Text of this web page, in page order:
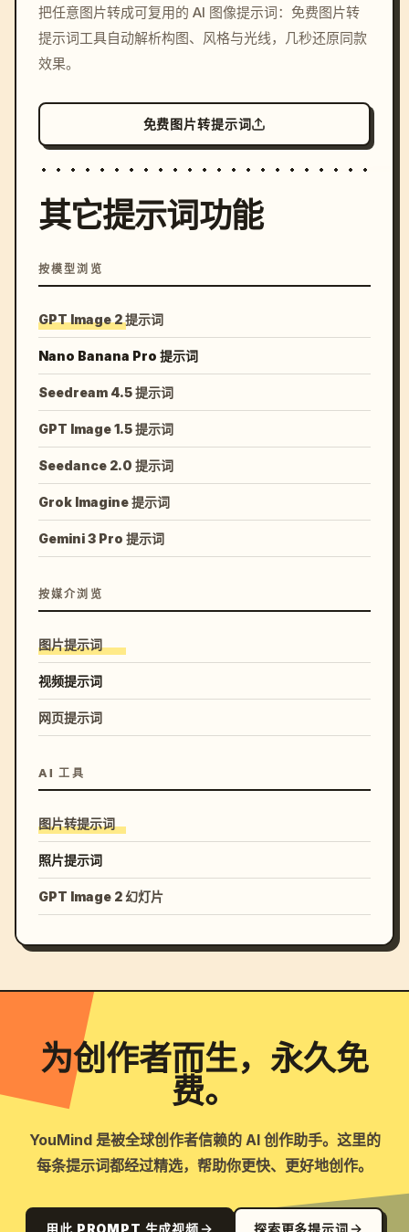
c, cyberpunk sunset, neon
colors, 8k --v 6.0
把任意图片转成可复用的 AI 图像提示词：免费图片转
提示词工具自动解析构图、风格与光线，几秒还原同款
效果。
免费图片转提示词
其它提示词功能
按模型浏览
GPT Image 2 提示词
Nano Banana Pro 提示词
Seedream 4.5 提示词
GPT Image 1.5 提示词
Seedance 2.0 提示词
Grok Imagine 提示词
Gemini 3 Pro 提示词
按媒介浏览
图片提示词
视频提示词
网页提示词
AI 工具
图片转提示词
照片提示词
GPT Image 2 幻灯片
为创作者而生，永久免
费。
YouMind 是被全球创作者信赖的 AI 创作助手。这里的
每条提示词都经过精选，帮助你更快、更好地创作。
用此 PROMPT 生成视频 探索更多提示词